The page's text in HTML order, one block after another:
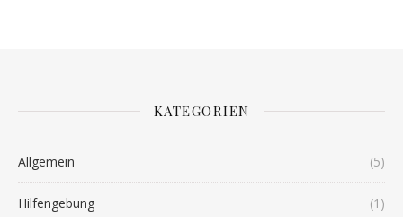
KATEGORIEN
Allgemein (5)
Hilfengebung (1)